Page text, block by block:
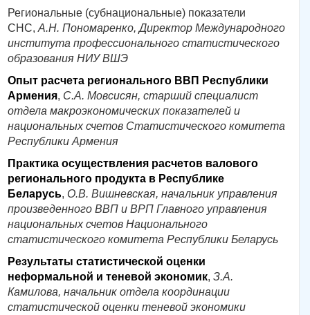
Региональные (субнациональные) показатели
СНС, А.Н. Пономаренко, Директор Международного
института профессионального статистического
образования НИУ ВШЭ
Опыт расчета регионального ВВП Республики
Армения, С.А. Мовсисян, старший специалист
отдела макроэкономических показателей и
национальных счетов Статистического комитета
Республики Армения
Практика осуществления расчетов валового
регионального продукта в Республике
Беларусь, О.В. Вишневская, начальник управления
произведенного ВВП и ВРП Главного управления
национальных счетов Национального
статистического комитета Республики Беларусь
Результаты статистической оценки
неформальной и теневой экономик, З.А.
Камилова, начальник отдела координации
статистической оценки теневой экономики